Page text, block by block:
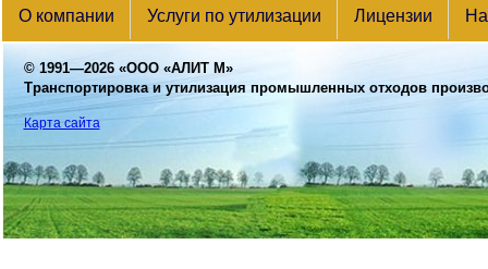
О компании Услуги по утилизации Лицензии
© 1991—2026 «ООО «АЛИТ М»
Транспортировка и утилизация промышленных отходов
Карта сайта